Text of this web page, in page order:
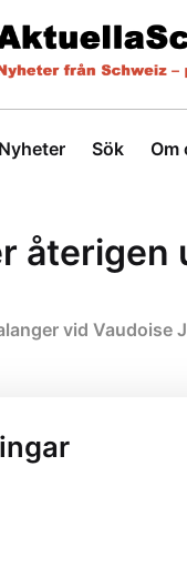
Nyheter Sök Om
vid Vaudoise